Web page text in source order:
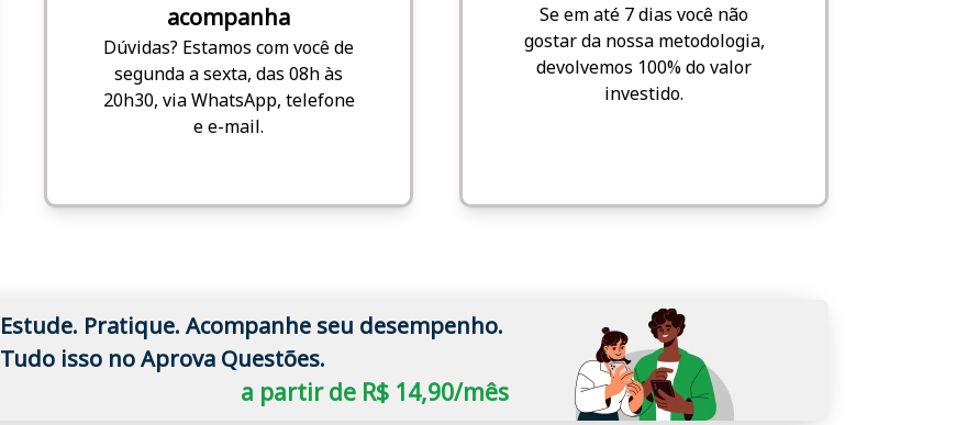
acompanha
Dúvidas? Estamos com você de
segunda a sexta, das 08h às
20h30, via WhatsApp, telefone
e e-mail.
Se em até 7 dias você não
gostar da nossa metodologia,
devolvemos 100% do valor
investido.
Estude. Pratique. Acompanhe seu desempenho.
Tudo isso no Aprova Questões.
a partir de R$ 14,90/mês